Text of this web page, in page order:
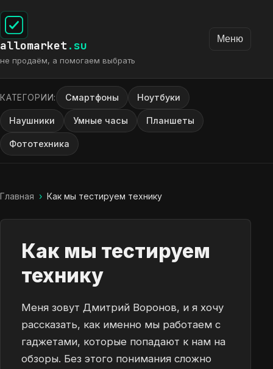
allomarket .su
не продаём, а помогаем выбрать
Меню
КАТЕГОРИИ: Смартфоны Ноутбуки
Наушники Умные часы Планшеты
Фототехника
Главная › Как мы тестируем технику
Как мы тестируем
технику
Меня зовут Дмитрий Воронов, и я хочу
рассказать, как именно мы работаем с
гаджетами, которые попадают к нам на
обзоры. Без этого понимания сложно